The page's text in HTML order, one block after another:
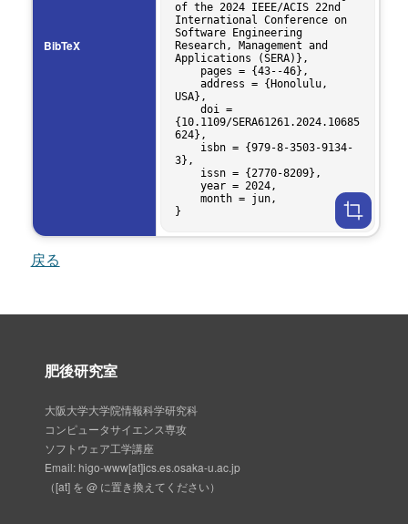
BibTeX
of the 2024 IEEE/ACIS 22nd
International Conference on
Software Engineering
Research, Management and
Applications (SERA)},
USA},
{10.1109/SERA61261.2024.10685
624},
3},
戻る
肥後研究室
大阪大学大学院情報科学研究科
コンピュータサイエンス専攻
ソフトウェア工学講座
Email: higo-www[at]ics.es.osaka-u.ac.jp
（[at] を @ に置き換えてください）